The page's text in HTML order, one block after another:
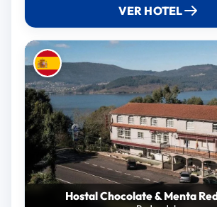
VER HOTEL
Hostal Chocolate & Menta